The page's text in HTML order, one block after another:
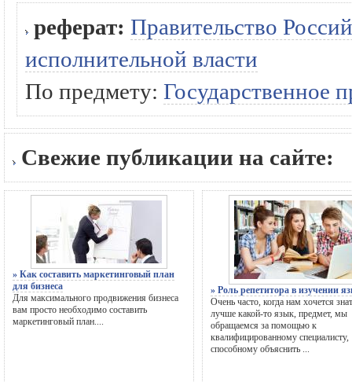
реферат: Правительство
исполнительной власти
По предмету: Государственное
Свежие публикации на сайте:
» Как составить маркетинговый план
для бизнеса
Для максимального продвижения бизнеса
вам просто необходимо составить
маркетинговый план....
» Роль репетитора в изучении
Очень часто, когда нам хочется
лучше какой-то язык, предмет, мы
обращаемся за помощью к
квалифицированному специалисту,
способному объяснить ...